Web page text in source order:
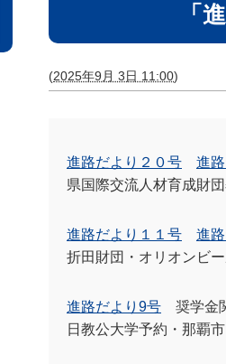
「
(2025年9月 3日 11:00)
進路だより２０号
進
県国際交流人材育成財
進路だより１１号 進
折田財団・オリオンビ
進路だより 9号 奨学金
日教公大学予約・那覇